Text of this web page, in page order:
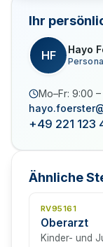
Ihr
HF Hayo
Mo–Fr: 9:00
+49 221 123
Ähnliche
RV95161
Oberarzt
Kinder- und